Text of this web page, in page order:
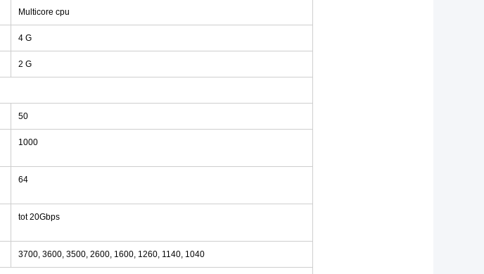
Multicore cpu
4 G
2 G
50
1000
64
tot 20Gbps
3700, 3600, 3500, 2600, 1600, 1260, 1140, 1040